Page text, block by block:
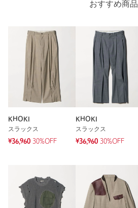
おすすめ商品
KHOKI
スラックス
¥36,960 30%OFF
KHOKI
スラックス
¥36,960 30%OFF